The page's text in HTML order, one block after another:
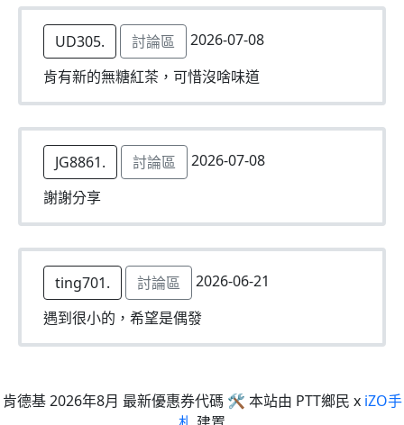
UD305. 討論區
2026-07-08
肯有新的無糖紅茶，可惜沒啥味道
JG8861. 討論區
2026-07-08
謝謝分享
ting701. 討論區
2026-06-21
遇到很小的，希望是偶發
肯德基 2026年8月 最新優惠券代碼 🛠 本站由 PTT鄉民 x iZO手